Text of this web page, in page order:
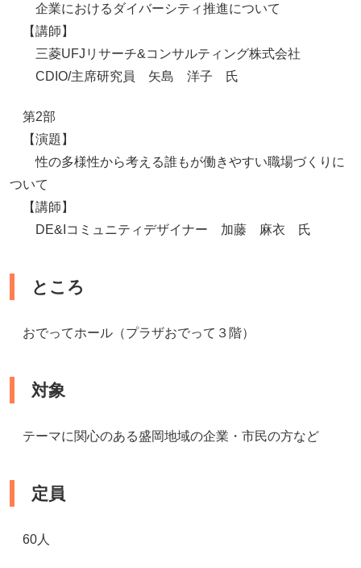
企業におけるダイバーシティ推進について
【講師】
三菱UFJリサーチ&コンサルティング株式会社
CDIO/主席研究員 矢島 洋子 氏
第2部
【演題】
性の多様性から考える誰もが働きやすい職場づくりに
ついて
【講師】
DE&Iコミュニティデザイナー 加藤 麻衣 氏
ところ
おでってホール（プラザおでって３階）
対象
テーマに関心のある盛岡地域の企業・市民の方など
定員
60人